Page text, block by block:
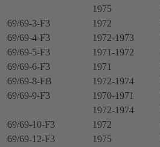
1975
69/69-3-F3
1972
69/69-4-F3
1972-1973
69/69-5-F3
1971-1972
69/69-6-F3
1971
69/69-8-FB
1972-1974
69/69-9-F3
1970-1971
1972-1974
69/69-10-F3
1972
69/69-12-F3
1975